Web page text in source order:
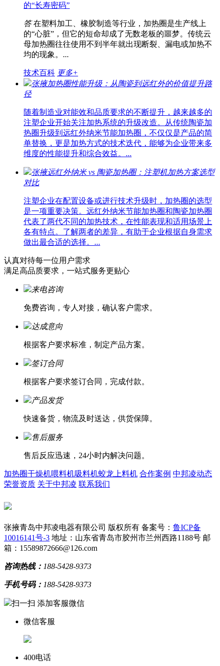
的“长寿密码”
答在塑料加工、橡胶制造等行业，加热圈是生产线上
的“心脏”，但它的短命却成了无数老板的噩梦。传统云
母加热圈往往使用不到半年就出现断裂、漏电或加热不
均的现象。...
技术百科 更多+
张掖加热圈性能升级：从陶瓷到远红外的价值提升路
径
随着制造业对能效和品质要求的不断提升，越来越多的
注塑企业开始关注加热系统的升级改造。从传统陶瓷加
热圈升级到远红外纳米节能加热圈，不仅仅是产品的简
单替换，更是加热方式的技术迭代，能够为企业带来多
维度的性能提升和综合效益。...
张掖远红外纳米 vs 陶瓷加热圈：注塑机加热方案选型
对比
注塑企业在配置设备或进行技术升级时，加热圈的选型
是一项重要决策。远红外纳米节能加热圈和陶瓷加热圈
代表了两代不同的加热技术，在性能表现和适用场景上
各有特点。了解两者的差异，有助于企业根据自身需求
做出最合适的选择。...
认真对待每一位用户需求
满足高品质要求，一站式服务更贴心
来电咨询
免费咨询，专人对接，确认客户需求。
达成意向
根据客户要求标准，制定产品方案。
签订合同
根据客户要求签订合同，完成付款。
产品发货
快速备货，物流及时送达，供货保障。
售后服务
售后反应迅速，24小时内解决问题。
加热圈干燥机喂料机吸料机蛟龙上料机 合作案例 中邦凌动态
荣誉资质 关于中邦凌 联系我们
张掖青岛中邦凌电器有限公司 版权所有 备案号： 鲁ICP备
10016141号-3 地址：山东省青岛市胶州市兰州西路1188号 邮
箱：15589872666@126.com
咨询热线： 188-5428-9373
手机号码： 188-5428-9373
扫一扫 添加客服微信
微信客服
400电话